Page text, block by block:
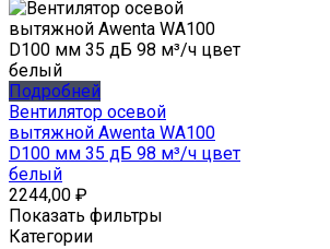
Подробней
Вентилятор осевой
вытяжной Awenta WA100
D100 мм 35 дБ 98 м³/ч цвет
белый
2244,00 ₽
Показать фильтры
Категории